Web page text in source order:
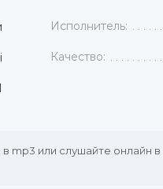
Исполнитель:
Качество:
в mp3 или слушайте онлайн